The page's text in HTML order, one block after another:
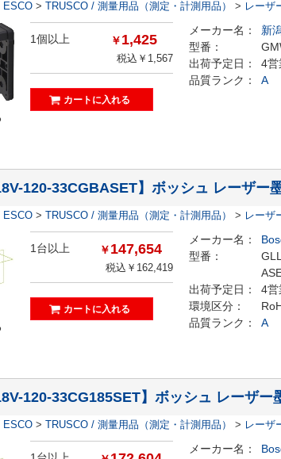
ESCO > TRUSCO / 測量用品（測定・計測用品） > レーザ
1個以上 ￥1,425
税込￥1,567
メーカー名：
新
型番：
出荷予定日：
4営
品質ランク：
A
120-33CGBASET】ボッシュ レーザー
ESCO > TRUSCO / 測量用品（測定・計測用品） > レーザ
1台以上 ￥147,654
税込￥162,419
メーカー名：
型番：
出荷予定日：
4営
環境区分：
品質ランク：
A
120-33CG185SET】ボッシュ レーザ
ESCO > TRUSCO / 測量用品（測定・計測用品） > レーザ
メーカー名：